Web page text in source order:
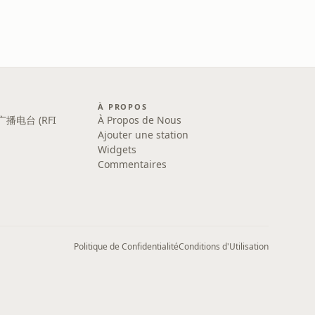
播电台 (RFI
À PROPOS
À Propos de Nous
Ajouter une station
Widgets
Commentaires
Politique de ConfidentialitéConditions d'Utilisation